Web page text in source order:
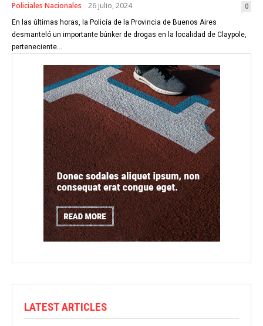
Policiales Nacionales 26 julio, 2024 0
En las últimas horas, la Policía de la Provincia de Buenos Aires
desmanteló un importante búnker de drogas en la localidad de Claypole,
perteneciente...
LATEST ARTICLES